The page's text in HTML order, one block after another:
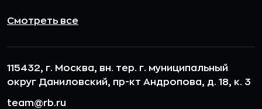
Смотреть все
115432, г. Москва, вн. тер. г. муниципальный
округ Даниловский, пр-кт Андропова, д. 18, к. 3
team@rb.ru